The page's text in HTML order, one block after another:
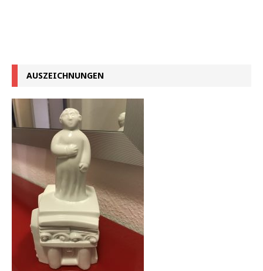
AUSZEICHNUNGEN